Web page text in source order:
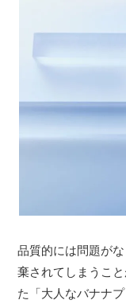
品質的には問題が
棄されてしまうこ
た「大人なバナナ